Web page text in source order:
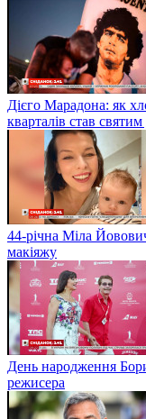
Дієго Марадона: як
кварталів став
44-річна Міла
макіяжу
День народження
режисера